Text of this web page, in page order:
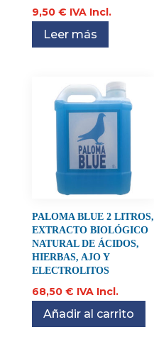
9,50 € IVA Incl.
Leer más
PALOMA BLUE 2 LITROS,
EXTRACTO BIOLÓGICO
NATURAL DE ÁCIDOS,
HIERBAS, AJO Y
ELECTROLITOS
68,50 € IVA Incl.
Añadir al carrito